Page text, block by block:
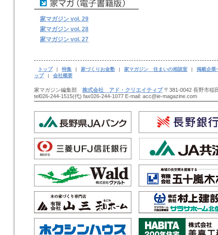
家マガジン vol. 29
家マガジン vol. 28
家マガジン vol. 27
トップ | 特集 | 家づくりお金塾 | 家マガジン 住まいの相談室 |
掲載企業
ップ
| 会社概要
家マガジン編集部 株式会社 アド・クリエイティブ〒381-0042 長野市稲
tel026-244-1515(代) fax026-244-1077 E-mail: acc@ie-magazine.com